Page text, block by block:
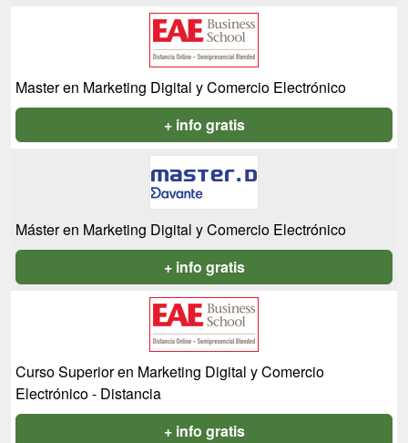
Master en Marketing Digital y Comercio Electrónico
+ info gratis
Máster en Marketing Digital y Comercio Electrónico
+ info gratis
Curso Superior en Marketing Digital y Comercio
Electrónico - Distancia
+ info gratis